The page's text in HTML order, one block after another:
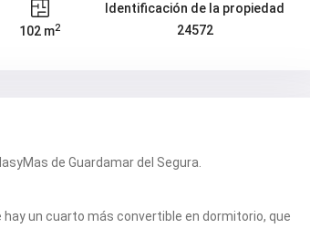
102 m2
Identificación de la propiedad
24572
de Guardamar del Segura.
un cuarto más convertible en dormitorio, que